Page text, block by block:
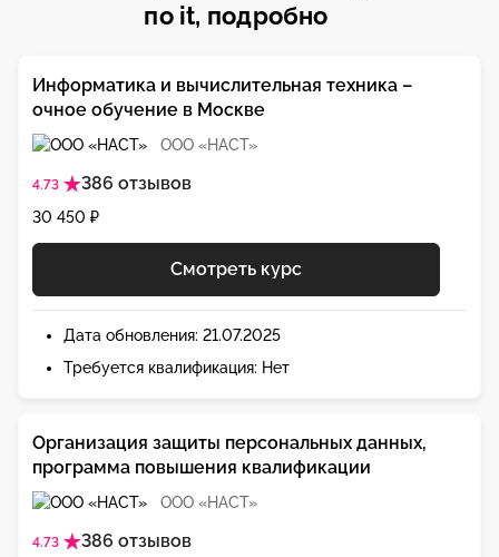
по it, подробно
ООО «НАСТ»
4.73 386 отзывов
Информатика и вычислительная техника –
очное обучение в Москве
30 450 ₽
Смотреть курс
Дата обновления: 21.07.2025
Требуется квалификация: Нет
ООО «НАСТ»
4.73 386 отзывов
Организация защиты персональных данных,
программа повышения квалификации